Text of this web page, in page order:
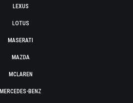
LEXUS
LOTUS
MASERATI
MAZDA
MCLAREN
MERCEDES-BENZ